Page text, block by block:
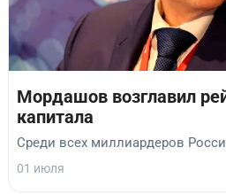
Мордашов возглавил
капитала
Среди всех миллиардеров
01 июля